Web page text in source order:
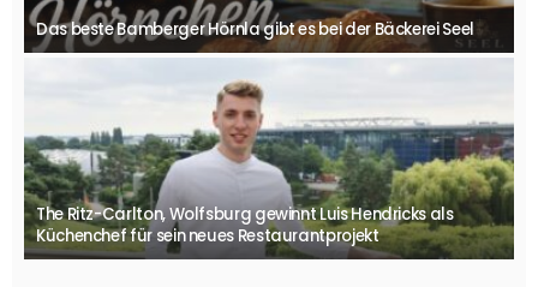
Das beste Bamberger Hörnla gibt es bei der Bäckerei Seel
The Ritz-Carlton, Wolfsburg gewinnt Luis Hendricks als
Küchenchef für sein neues Restaurantprojekt